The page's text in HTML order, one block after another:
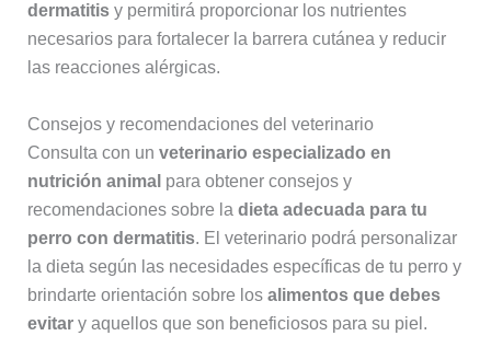
dermatitisy permitirá proporcionar los nutrientes
necesarios para fortalecer la barrera cutánea y reducir
las reacciones alérgicas.
Consejos y recomendaciones del veterinario
Consulta con un veterinario especializado en
nutrición animal para obtener consejos y
recomendaciones sobre la dieta adecuada para tu
perro con dermatitis. El veterinario podrá personalizar
la dieta según las necesidades específicas de tu perro y
brindarte orientación sobre los alimentos que debes
evitary aquellos que son beneficiosos para su piel.